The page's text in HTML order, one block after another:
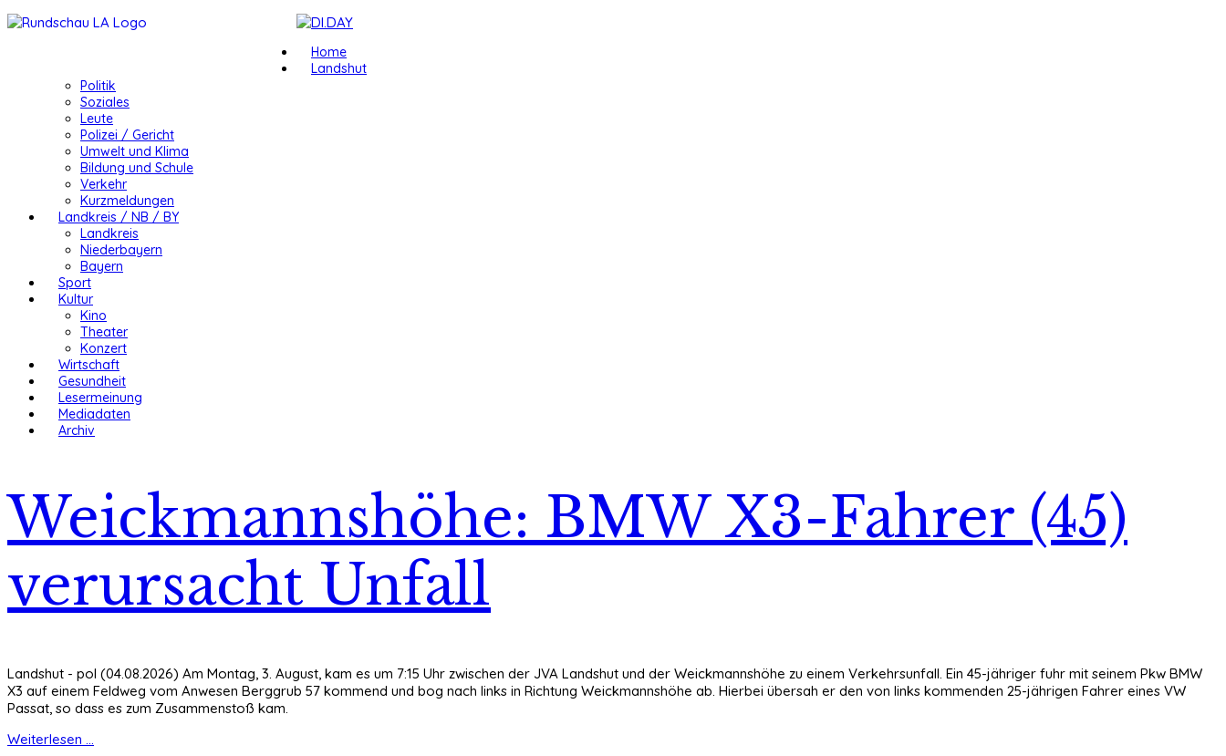
Home
Landshut
Politik
Soziales
Leute
Polizei / Gericht
Umwelt und Klima
Bildung und Schule
Verkehr
Kurzmeldungen
Landkreis / NB / BY
Landkreis
Niederbayern
Bayern
Sport
Kultur
Kino
Theater
Konzert
Wirtschaft
Gesundheit
Lesermeinung
Mediadaten
Archiv
Weickmannshöhe: BMW X3-Fahrer (45)
verursacht Unfall
Landshut - pol (04.08.2026) Am Montag, 3. August, kam es um 7:15 Uhr zwischen der JVA Landshut und der Weickmannshöhe zu einem Verkehrsunfall. Ein 45-jähriger fuhr mit seinem Pkw BMW
X3 auf einem Feldweg vom Anwesen Berggrub 57 kommend und bog nach links in Richtung Weickmannshöhe ab. Hierbei übersah er den von links kommenden 25-jährigen Fahrer eines VW
Passat, so dass es zum Zusammenstoß kam.
Weiterlesen ...